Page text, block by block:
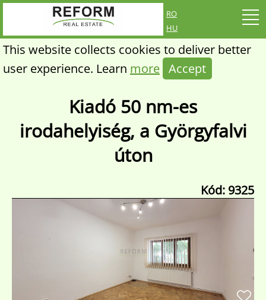
ro
hu
This website collects cookies to deliver better
user experience. Learn more Accept
Kiadó 50 nm-es
irodahelyiség, a Györgyfalvi
úton
Kód: 9325